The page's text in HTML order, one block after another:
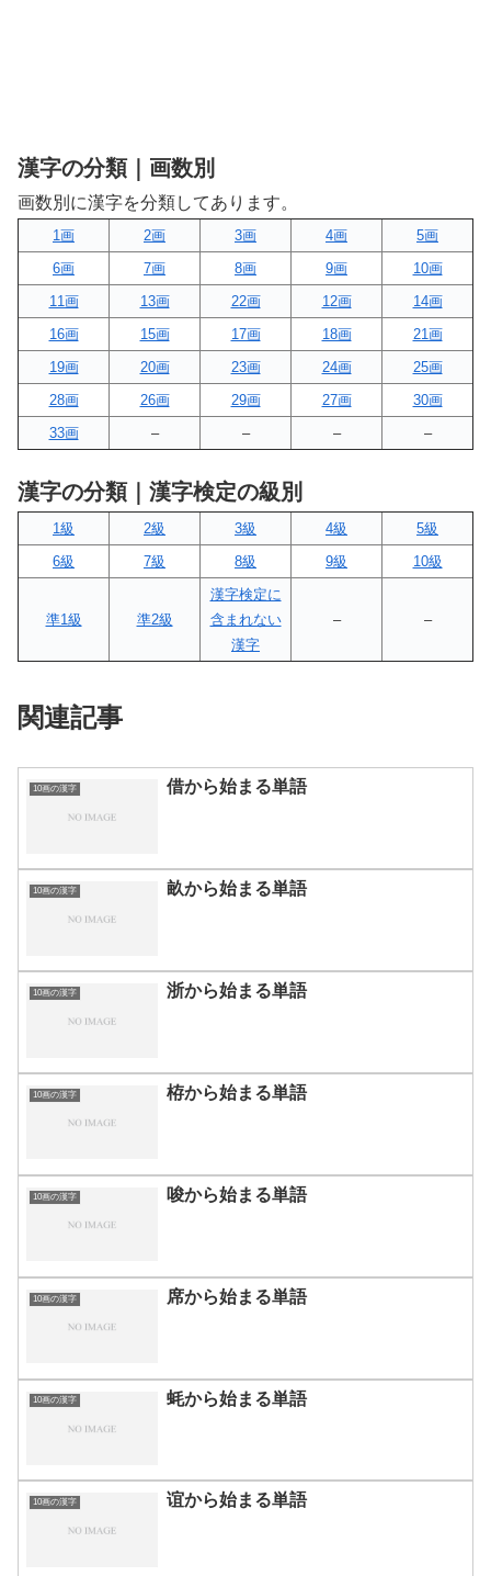
漢字の分類｜画数別
画数別に漢字を分類してあります。
1画 2画 3画 4画
5画
6画
7画 8画 9画
10画
11画
13画 22画 12画
14画
16画
15画 17画 18画
21画
19画
20画 23画 24画
25画
28画
26画 29画 27画
30画
33画
– – – –
漢字の分類｜漢字検定の級別
1級 2級 3級 4級
5級
6級
7級 8級 9級 10級
準1級 準2級
漢字検定に
含まれない
漢字
– –
関連記事
10画の漢字 借から始まる単語
10画の漢字 畝から始まる単語
10画の漢字 浙から始まる単語
10画の漢字 栫から始まる単語
10画の漢字 唆から始まる単語
10画の漢字 席から始まる単語
10画の漢字 蚝から始まる単語
10画の漢字 谊から始まる単語